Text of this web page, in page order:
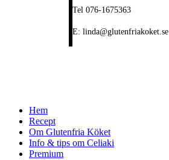
Tel 076-1675363
E: linda@glutenfriakoket.se
Close
Menu
Hem
Recept
Om Glutenfria Köket
Info & tips om Celiaki
Premium